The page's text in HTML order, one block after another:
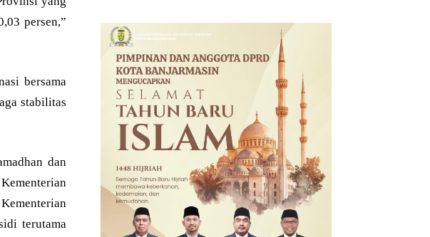
persen,”
bersama
stabilitas
dan
terutama